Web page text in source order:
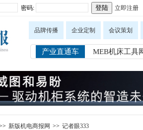
密码: 立即注册
品牌传播 企业定制 会议策划
产业直通车 MEB机床工具
新版机电商报网 >> 记者眼333